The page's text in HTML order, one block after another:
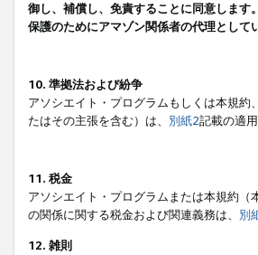
御し、補償し、免責することに同意しま
保護のためにアマゾン関係者の代理とし
10. 準拠法および紛争
アソシエイト・プログラムもしくは本規
たはその主張を含む）は、 別紙2記載の適
11. 税金
アソシエイト・プログラムまたは本規約
の関係に関する税金および関連義務は、 別
12. 雑則